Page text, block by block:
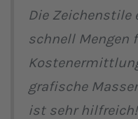
Die Zeichenstile
schnell Mengen
grafische
ist sehr